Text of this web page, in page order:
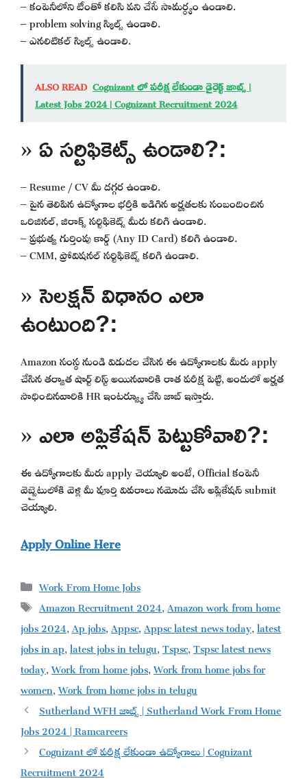
– problem solving స్కిల్స్ ఉండాలి.
– ఎనలిటికల్ స్కిల్స్ ఉండాలి.
ALSO READ Cognizant లో పరీక్ష లేకుండా డైరెక్ట్ జాబ్స్ |
Latest Jobs 2024 | Cognizant Recruitment 2024
» ఏ సర్టిఫికెట్స్ ఉండాలి?:
– Resume / CV మీ దగ్గర ఉండాలి.
– పైన తెలిపిన ఉద్యోగాల భర్తీకి అడిగిన అర్హతలకు సంబందించిన
ఒరిజినల్, జిరాక్స్ సర్టిఫికెట్స్ మీరు కలిగి ఉండాలి.
– ప్రభుత్వ గుర్తింపు కార్డ్ (Any ID Card) కలిగి ఉండాలి.
– CMM, ప్రోవిషనల్ సర్టిఫికెట్స్ కలిగి ఉండాలి.
» సెలక్షన్ విధానం ఎలా
ఉంటుంది?:
Amazon సంస్థ నుండి విడుదల చేసిన ఈ ఉద్యోగాలకు మీరు apply
చేసిన తర్వాత షార్ట్ లిస్ట్ అయినవారికి రాత పరీక్ష పెట్టి, అందులో అర్హత
సాధించినవారికి HR ఇంటర్వ్యూ చేసి జాబ్ ఇస్తారు.
» ఎలా అప్లికేషన్ పెట్టుకోవాలి?:
ఈ ఉద్యోగాలకు మీరు apply చెయ్యాలి అంటే, Official కంపెనీ
వెబ్సైటులోకి వెళ్లి మీ పూర్తి వివరాలు నమోదు చేసి అప్లికేషన్ submit
చెయ్యాలి.
Apply Online Here
Categories
Work From Home Jobs
Tags
Amazon Recruitment 2024,Amazon work from home
jobs 2024,Ap jobs,Appsc,Appsc latest news today,latest
jobs in ap,latest jobs in telugu,Tspsc,Tspsc latest news
today,Work from home jobs,Work from home jobs for
women,Work from home jobs in telugu
Sutherland WFH జాబ్స్ | Sutherland Work From Home
Jobs 2024 | Ramcareers
Cognizant లో పరీక్ష లేకుండా ఉద్యోగాలు | Cognizant
Recruitment 2024